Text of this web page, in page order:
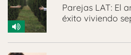
Parejas LAT: El
éxito viviendo